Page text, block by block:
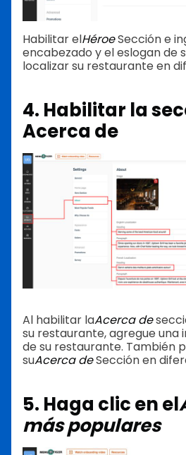
Habilitar elHéroeSección e
encabezado y el eslogan de
localizar su restaurante en
4. Habilitar la
Acerca de
Al habilitar laAcerca de
su restaurante, agregue una
de su restaurante. También
suAcerca deSección en
5. Haga clic en el
más populares